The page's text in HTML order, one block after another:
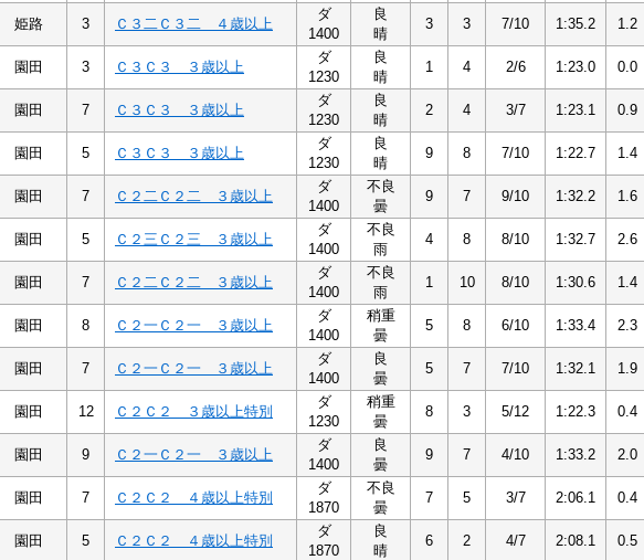
姫路 3 Ｃ３二Ｃ３二 ４歳以上
ダ
1400
良
晴
3 3 7/10 1:35.2 1.2
園田 3 Ｃ３Ｃ３ ３歳以上
ダ
1230
良
晴
1 4 2/6 1:23.0 0.0
園田 7 Ｃ３Ｃ３ ３歳以上
ダ
1230
良
晴
2 4 3/7 1:23.1 0.9
園田 5 Ｃ３Ｃ３ ３歳以上
ダ
1230
良
晴
9 8 7/10 1:22.7 1.4
園田 7 Ｃ２二Ｃ２二 ３歳以上
ダ
1400
不良
曇
9 7 9/10 1:32.2 1.6
園田 5 Ｃ２三Ｃ２三 ３歳以上
ダ
1400
不良
雨
4 8 8/10 1:32.7 2.6
園田 7 Ｃ２二Ｃ２二 ３歳以上
ダ
1400
不良
雨
1 10 8/10 1:30.6 1.4
園田 8 Ｃ２一Ｃ２一 ３歳以上
ダ
1400
稍重
曇
5 8 6/10 1:33.4 2.3
園田 7 Ｃ２一Ｃ２一 ３歳以上
ダ
1400
良
曇
5 7 7/10 1:32.1 1.9
園田 12 Ｃ２Ｃ２ ３歳以上特別
ダ
1230
稍重
曇
8 3 5/12 1:22.3 0.4
園田 9 Ｃ２一Ｃ２一 ３歳以上
ダ
1400
良
曇
9 7 4/10 1:33.2 2.0
園田 7 Ｃ２Ｃ２ ４歳以上特別
ダ
1870
不良
曇
7 5 3/7 2:06.1 0.4
園田 5 Ｃ２Ｃ２ ４歳以上特別
ダ
1870
良
晴
6 2 4/7 2:08.1 0.5